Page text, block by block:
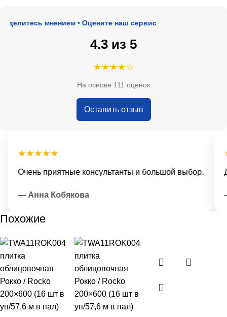
мнением • Оцените наш сервис
4.3 из 5
★★★★☆
На основе 111 оценок
Оставить отзыв
★★★★★
Очень приятные консультанты и большой выбор.
— Анна Кобякова —
Похожие